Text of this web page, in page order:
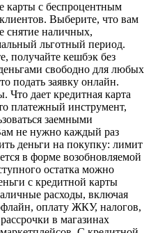
карты с беспроцентным
Выберите, что вам
снятие наличных,
льготный период.
получайте кешбэк без
свободно для любых
подать заявку онлайн.
дает кредитная карта
платежный инструмент,
заемными
не нужно каждый раз
деньги на покупку: лимит
в форме возобновляемой
остатка можно
с кредитной карты
расходы, включая
оплату ЖКУ, налогов,
в магазинах